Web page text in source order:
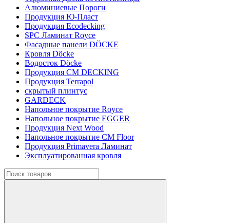
Алюминиевые Пороги
Продукция Ю-Пласт
Продукция Ecodecking
SPC Ламинат Royce
Фасадные панели DÖCKE
Кровля Döcke
Водосток Döcke
Продукция CM DECKING
Продукция Terrapol
скрытый плинтус
GARDECK
Напольное покрытие Royce
Напольное покрытие EGGER
Продукция Next Wood
Напольное покрытие CM Floor
Продукция Primavera Ламинат
Эксплуатированная кровля